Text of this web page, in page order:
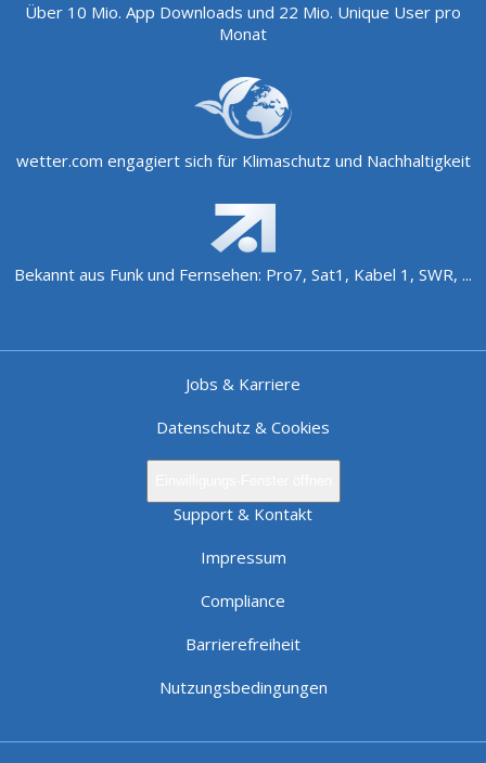
Über 10 Mio. App Downloads und 22 Mio. Unique User pro
Monat
wetter.com engagiert sich für Klimaschutz und Nachhaltigkeit
Bekannt aus Funk und Fernsehen: Pro7, Sat1, Kabel 1, SWR, ...
Jobs & Karriere
Datenschutz & Cookies
Support & Kontakt
Impressum
Compliance
Barrierefreiheit
Nutzungsbedingungen